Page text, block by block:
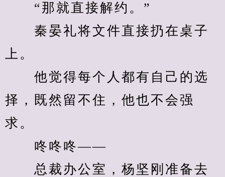
“那就直接解约。”
秦晏礼将文件直接扔在桌子
上。
他觉得每个人都有自己的选
择，既然留不住，他也不会强
求。
咚咚咚——
总裁办公室，杨坚刚准备去